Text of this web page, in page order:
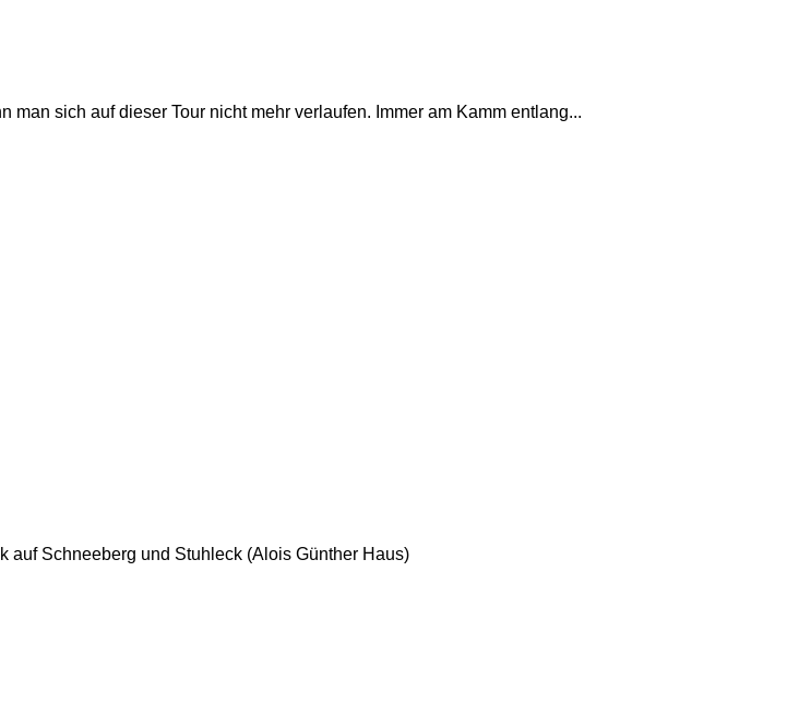
sich auf dieser Tour nicht mehr verlaufen. Immer am Kamm entlang...
auf Schneeberg und Stuhleck (Alois Günther Haus)